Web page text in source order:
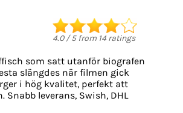
4.0/5from 14 ratings
som satt utanför biografen
slängdes när filmen gick
i hög kvalitet, perfekt att
Snabb leverans, Swish, DHL